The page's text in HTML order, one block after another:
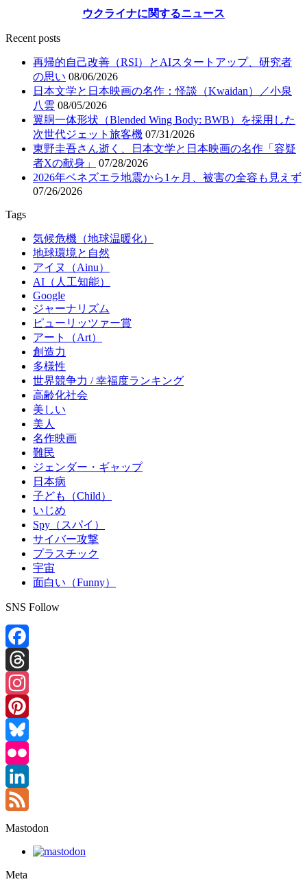
ウクライナに関するニュース
Recent posts
再帰的自己改善（RSI）とAIスタートアップ、研究者
の思い 08/06/2026
日本文学と日本映画の名作：怪談（Kwaidan）／小泉
八雲 08/05/2026
翼胴一体形状（Blended Wing Body: BWB）を採用した
次世代ジェット旅客機 07/31/2026
東野圭吾さん逝く、日本文学と日本映画の名作「容疑
者Xの献身」
07/28/2026
2026年ベネズエラ地震から1ヶ月、被害の全容も見えず
07/26/2026
Tags
気候危機（地球温暖化）
地球環境と自然
アイヌ（Ainu）
AI（人工知能）
Google
ジャーナリズム
ピューリッツァー賞
アート（Art）
創造力
多様性
世界競争力 / 幸福度ランキング
高齢化社会
美しい
美人
名作映画
難民
ジェンダー・ギャップ
日本病
子ども（Child）
いじめ
Spy（スパイ）
サイバー攻撃
プラスチック
宇宙
面白い（Funny）
SNS Follow
Facebook
Threads
Instagram
Pinterest
Bluesky
Flickr
LinkedIn
Feed
Mastodon
Meta